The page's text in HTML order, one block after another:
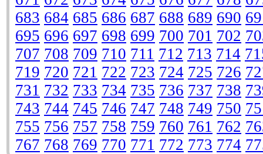
683 684 685 686 687 688 689 690
695 696 697 698 699 700 701 702
707 708 709 710 711 712 713 714
719 720 721 722 723 724 725 726
731 732 733 734 735 736 737 738
743 744 745 746 747 748 749 750
755 756 757 758 759 760 761 762
767 768 769 770 771 772 773 774